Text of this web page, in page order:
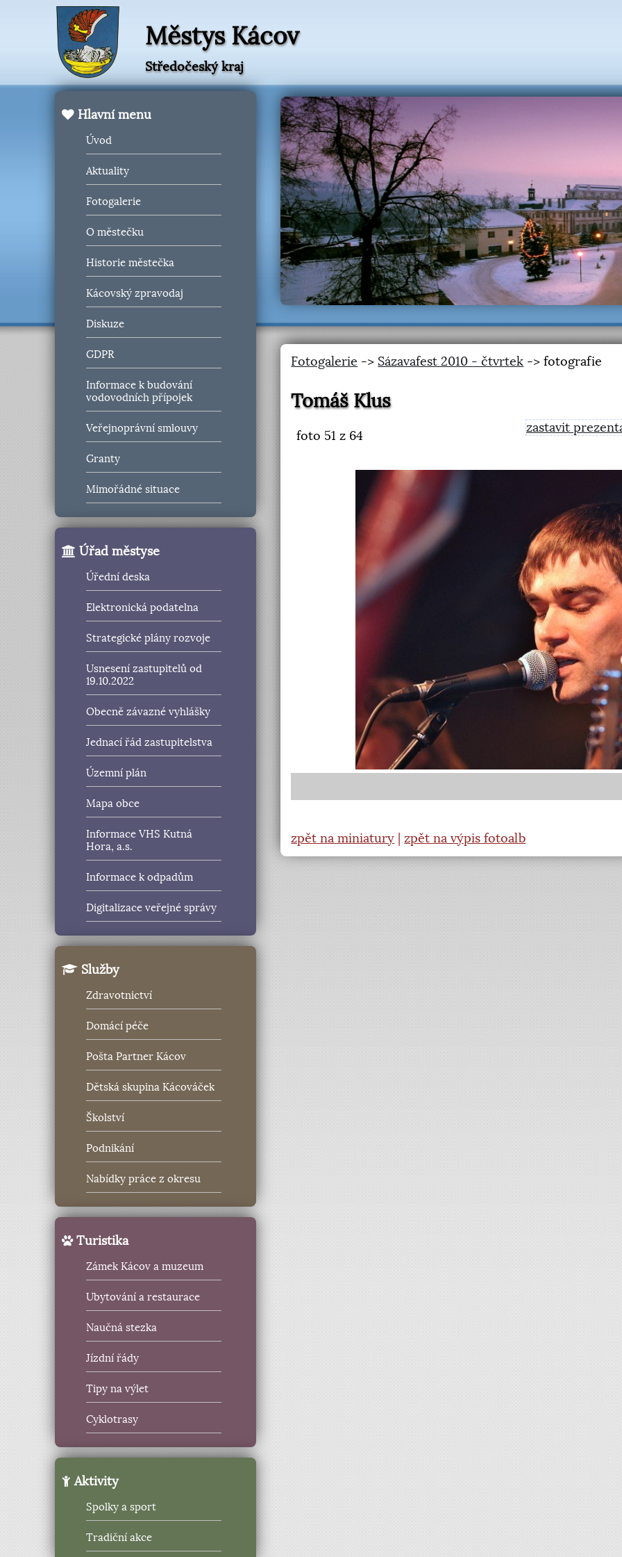
Městys Kácov
Středočeský kraj
Hlavní menu
Úvod
Aktuality
Fotogalerie
O městečku
Historie městečka
Kácovský zpravodaj
Diskuze
GDPR
Informace k budování
vodovodních přípojek
Veřejnoprávní smlouvy
Granty
Mimořádné situace
Úřad městyse
Úřední deska
Elektronická podatelna
Strategické plány rozvoje
Usnesení zastupitelů od
19.10.2022
Obecně závazné vyhlášky
Jednací řád zastupitelstva
Územní plán
Mapa obce
Informace VHS Kutná
Hora, a.s.
Informace k odpadům
Digitalizace veřejné správy
Služby
Zdravotnictví
Domácí péče
Pošta Partner Kácov
Dětská skupina Kácováček
Školství
Podnikání
Nabídky práce z okresu
Turistika
Zámek Kácov a muzeum
Ubytování a restaurace
Naučná stezka
Jízdní řády
Tipy na výlet
Cyklotrasy
Aktivity
Spolky a sport
Tradiční akce
Fotogalerie -> Sázavafest 2010 - čtvrtek -> fotografie
Tomáš Klus
foto 51 z 64
zastavit
zpět na miniatury |zpět na výpis fotoalb